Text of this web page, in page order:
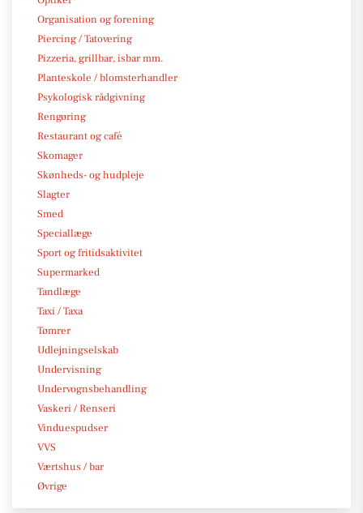
Organisation og forening
Piercing / Tatovering
Pizzeria, grillbar, isbar mm.
Planteskole / blomsterhandler
Psykologisk rådgivning
Rengøring
Restaurant og café
Skomager
Skønheds- og hudpleje
Slagter
Smed
Speciallæge
Sport og fritidsaktivitet
Supermarked
Tandlæge
Taxi / Taxa
Tømrer
Udlejningselskab
Undervisning
Undervognsbehandling
Vaskeri / Renseri
Vinduespudser
VVS
Værtshus / bar
Øvrige